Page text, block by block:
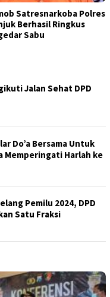
Satresnarkoba Polres
Berhasil Ringkus
Sabu
Jalan Sehat DPD
Do’a Bersama Untuk
Memperingati Harlah ke
Pemilu 2024, DPD
Satu Fraksi